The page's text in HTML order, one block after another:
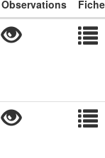
Observations
Fiche